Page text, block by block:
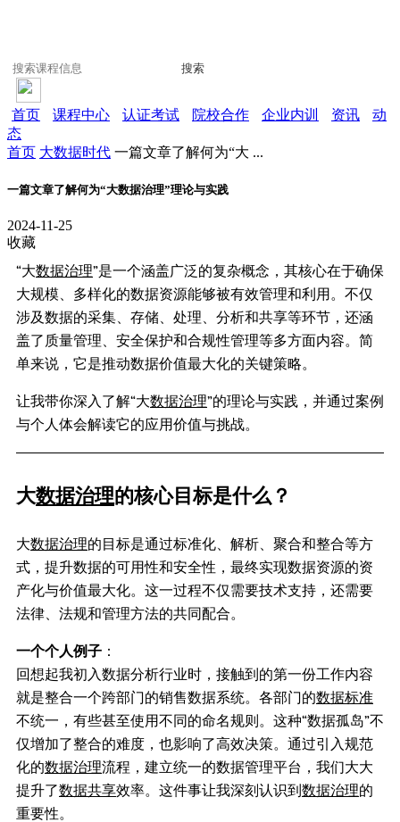
搜索
首页 课程中心 认证考试 院校合作 企业内训 资讯
动
态
首页 大数据时代 一篇文章了解何为“大 ...
一篇文章了解何为“大数据治理”理论与实践
2024-11-25
收藏
“大数据治理”是一个涵盖广泛的复杂概念，其核心在于确保
大规模、多样化的数据资源能够被有效管理和利用。不仅
涉及数据的采集、存储、处理、分析和共享等环节，还涵
盖了质量管理、安全保护和合规性管理等多方面内容。简
单来说，它是推动数据价值最大化的关键策略。
让我带你深入了解“大数据治理”的理论与实践，并通过案例
与个人体会解读它的应用价值与挑战。
大数据治理的核心目标是什么？
大数据治理的目标是通过标准化、解析、聚合和整合等方
式，提升数据的可用性和安全性，最终实现数据资源的资
产化与价值最大化。这一过程不仅需要技术支持，还需要
法律、法规和管理方法的共同配合。
一个个人例子 ：
回想起我初入数据分析行业时，接触到的第一份工作内容
就是整合一个跨部门的销售数据系统。各部门的数据标准
不统一，有些甚至使用不同的命名规则。这种“数据孤岛”不
仅增加了整合的难度，也影响了高效决策。通过引入规范
化的数据治理流程，建立统一的数据管理平台，我们大大
提升了数据共享效率。这件事让我深刻认识到 数据治理的
重要性。